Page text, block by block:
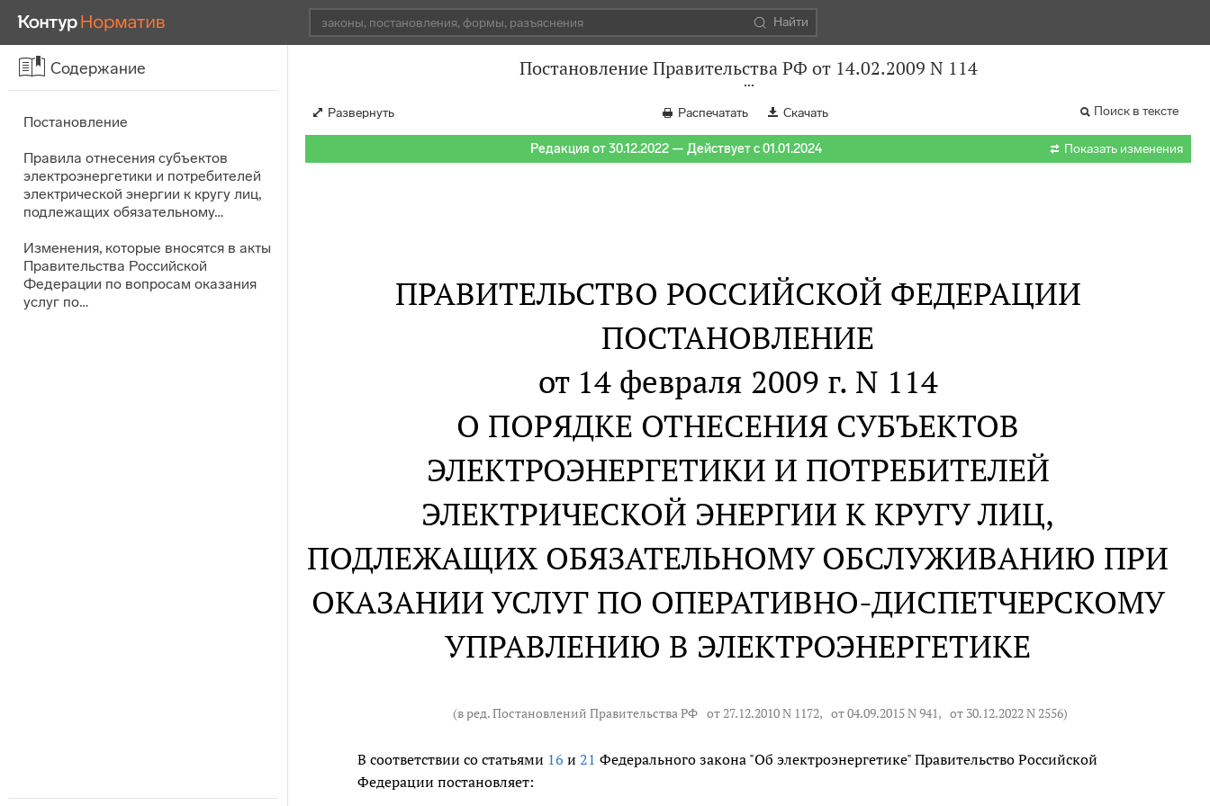
Найти
Содержание
Постановление
Правила отнесения субъектов
электроэнергетики и потребителей
электрической энергии к кругу лиц,
подлежащих обязательному…
Изменения, которые вносятся в акты
Правительства Российской
Федерации по вопросам оказания
услуг по…
Постановление Правительства РФ от 14.02.2009 N 114
Развернуть Распечатать Скачать Поиск в тексте
Редакция от 30.12.2022 — Действует с 01.01.2024  Показать изменения
ПРАВИТЕЛЬСТВО РОССИЙСКОЙ ФЕДЕРАЦИИ
ПОСТАНОВЛЕНИЕ
от 14 февраля 2009 г. N 114
О ПОРЯДКЕ ОТНЕСЕНИЯ СУБЪЕКТОВ
ЭЛЕКТРОЭНЕРГЕТИКИ И ПОТРЕБИТЕЛЕЙ
ЭЛЕКТРИЧЕСКОЙ ЭНЕРГИИ К КРУГУ ЛИЦ,
ПОДЛЕЖАЩИХ ОБЯЗАТЕЛЬНОМУ ОБСЛУЖИВАНИЮ ПРИ
ОКАЗАНИИ УСЛУГ ПО ОПЕРАТИВНО-ДИСПЕТЧЕРСКОМУ
УПРАВЛЕНИЮ В ЭЛЕКТРОЭНЕРГЕТИКЕ
(в ред. Постановлений Правительства РФ от 27.12.2010 N 1172, от 04.09.2015 N 941, от 30.12.2022 N 2556)
В соответствии со статьями 16 и 21 Федерального закона "Об электроэнергетике" Правительство Российской
Федерации постановляет: